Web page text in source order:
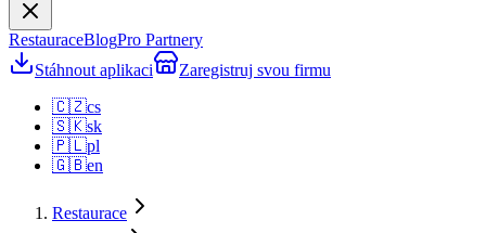
RestauraceBlogPro Partnery
Stáhnout aplikaci
Zaregistruj svou firmu
🇨🇿cs
🇸🇰sk
🇵🇱pl
🇬🇧en
Restaurace